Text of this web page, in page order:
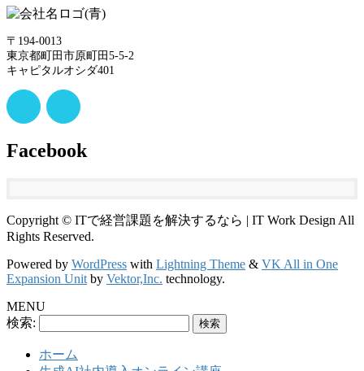
〒194-0013
東京都町田市原町田5-5-2
キャピタルオシダ401
Facebook
Copyright © ITで経営課題を解決するなら | IT Work Design All
Rights Reserved.
Powered by WordPress with Lightning Theme & VK All in One
Expansion Unit by Vektor,Inc. technology.
MENU
検索:
ホーム